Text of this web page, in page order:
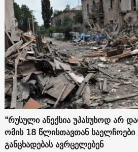
"რუსული ანექსია უპასუხოდ არ
ომის 18 წლისთავთან
განცხადებას ავრცელებენ